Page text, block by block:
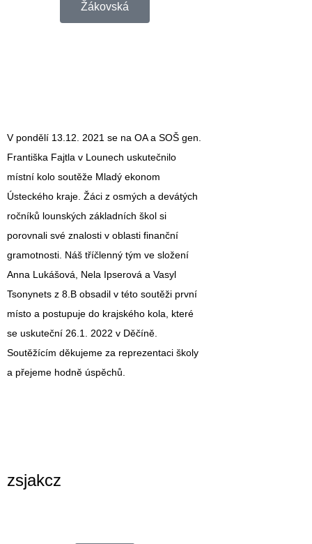
Žákovská
V pondělí 13.12. 2021 se na OA a SOŠ gen.
Františka Fajtla v Lounech uskutečnilo
místní kolo soutěže Mladý ekonom
Ústeckého kraje. Žáci z osmých a devátých
ročníků lounských základních škol si
porovnali své znalosti v oblasti finanční
gramotnosti. Náš tříčlenný tým ve složení
Anna Lukášová, Nela Ipserová a Vasyl
Tsonynets z 8.B obsadil v této soutěži první
místo a postupuje do krajského kola, které
se uskuteční 26.1. 2022 v Děčíně.
Soutěžícím děkujeme za reprezentaci školy
a přejeme hodně úspěchů.
zsjakcz